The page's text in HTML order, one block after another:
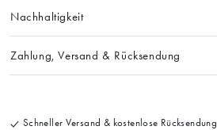
Nachhaltigkeit
Zahlung, Versand & Rücksendung
Schneller Versand & kostenlose Rücksendung